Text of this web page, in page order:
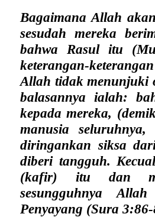
Bagaimana Allah
sesudah mereka
bahwa Rasul itu
keterangan-
Allah tidak menunjuki
balasannya ialah:
kepada mereka,
manusia
diringankan siksa
diberi tangguh.
(kafir) itu dan
sesungguhnya
Penyayang (Sura